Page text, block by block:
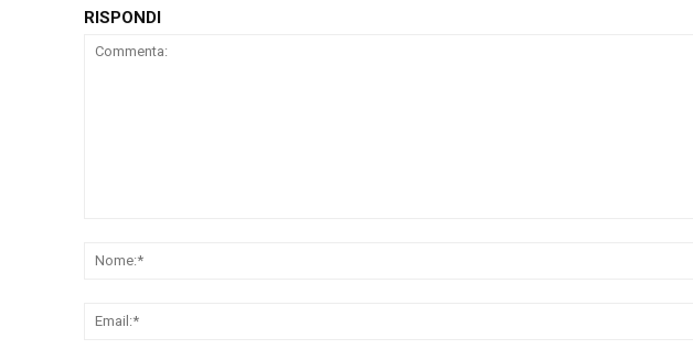
RISPONDI